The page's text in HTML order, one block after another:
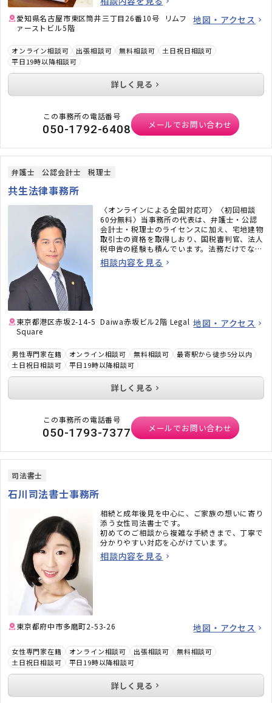
うぞお気軽にご相談ください。
愛知県名古屋市東区筒井三丁目26番10号 リムフ
ァーストビル5階
地図・アクセス
オンライン相談可 出張相談可 無料相談可
土日祝日相談可
平日19時以降相談可
詳しく見る
この事務所の電話番号
050-1792-6408 メールでお問い合わせ
弁護士 公認会計士 税理士
共生法律事務所
〈オンラインによる全国対応可〉〈初回相談
60分無料〉当事務所の代表は、弁護士・公認
会計士・税理士のライセンスに加え、宅地建物
取引士の資格を取得しおり、国税審判官、法人
税申告の経験も積んでいます。法務だけでな
く、税務のことまで考えた包括的なサポートを
ご提供いたします。不動産・相続でお困りの
相談内容を見る
東京都港区赤坂2-14-5 Daiwa赤坂ビル2階 Legal
Square
地図・アクセス
男性専門家在籍 オンライン相談可 無料相談可
最寄駅から徒歩5分以内
土日祝日相談可
平日19時以降相談可
詳しく見る
この事務所の電話番号
050-1793-7377 メールでお問い合わせ
司法書士
石川司法書士事務所
相続と成年後見を中心に、ご家族の想いに寄り
添う女性司法書士です。
初めてのご相談から複雑な手続きまで、丁寧で
分かりやすい対応を心がけています。
相談内容を見る
東京都府中市多磨町2-53-26 地図・アクセス
女性専門家在籍 オンライン相談可 出張相談可
無料相談可
土日祝日相談可
平日19時以降相談可
詳しく見る